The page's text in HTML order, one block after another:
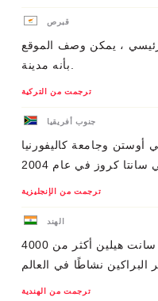
قبرص
، يمكن وصف الموقع
ترجمت من التركية
جنوب أفريقيا
وجامعة كاليفورنيا
ترجمت من الإنجليزية
الهند
في العقود الأخيرة ، ثار بركان جبل سانت هيلين أكثر من 4000
ترجمت من الهندية